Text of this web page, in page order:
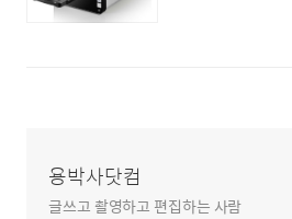
용박사닷컴
글쓰고 촬영하고 편집하는 사람